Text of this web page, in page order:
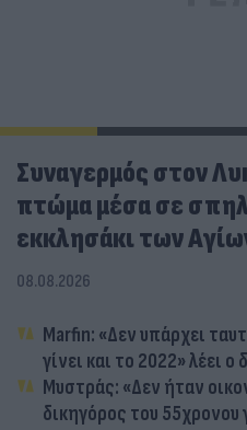
Συναγερμός στον
πτώμα μέσα σε
εκκλησάκι των
08.08.2026
Marfin: «Δεν υπάρχει
γίνει και το 2022» λέει
Μυστράς: «Δεν ήταν
δικηγόρος του